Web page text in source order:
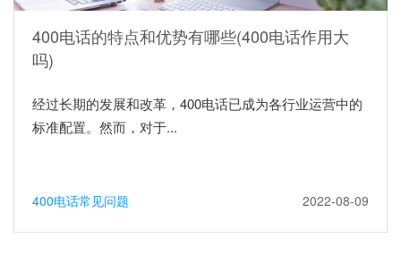
400电话的特点和优势有哪些(400电话作用大
吗)
经过长期的发展和改革，400电话已成为各行业运营中的
标准配置。然而，对于...
400电话常见问题 2022-08-09